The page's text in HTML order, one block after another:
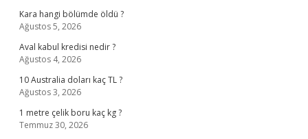
Kara hangi bölümde öldü ?
Ağustos 5, 2026
Aval kabul kredisi nedir ?
Ağustos 4, 2026
10 Australia doları kaç TL ?
Ağustos 3, 2026
1 metre çelik boru kaç kg ?
Temmuz 30, 2026